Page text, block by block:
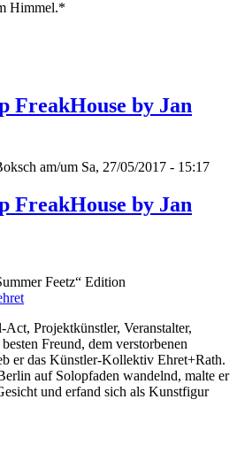
Himmel.*
FreakHouse by Jan
am/um Sa, 27/05/2017 - 15:17
FreakHouse by Jan
Feetz“ Edition
Projektkünstler, Veranstalter,
Freund, dem verstorbenen
er das Künstler-Kollektiv Ehret+Rath.
auf Solopfaden wandelnd, malte er
und erfand sich als Kunstfigur